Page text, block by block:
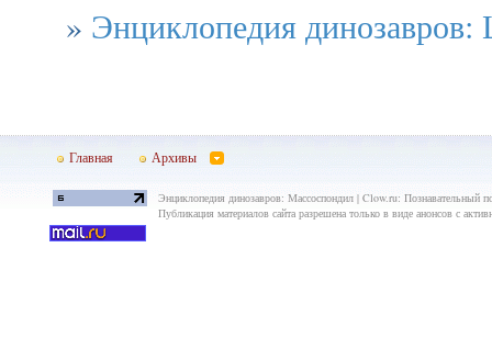
» Энциклопедия динозавров:
Главная Архивы
Энциклопедия динозавров: Массоспондил | Clow.ru: Познавательный
Публикация материалов сайта разрешена только в виде анонсов с